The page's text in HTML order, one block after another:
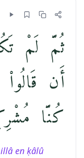
ثُمَّ لَمْ
أَن
كُنَّا
en ḳâlû